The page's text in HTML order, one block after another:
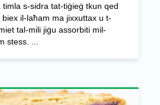
timla s-sidra tat-tiġieġ tkun qed
biex il-laħam ma jixxuttax u t-
tal-mili jiġu assorbiti mil-
stess. ...